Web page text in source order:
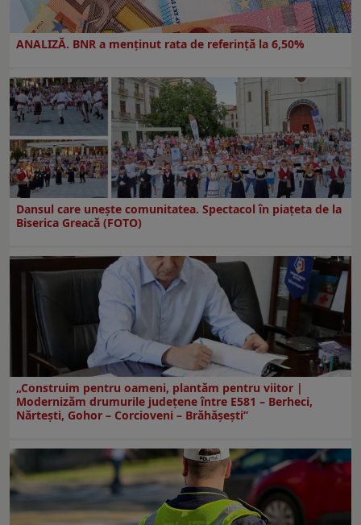
ANALIZĂ. BNR a menținut rata de referință la 6,50%
Dansul care uneşte comunitatea. Spectacol în piaţeta de la
Biserica Greacă (FOTO)
„Construim pentru oameni, plantăm pentru viitor |
Modernizăm drumurile județene între E581 – Berheci,
Nărtești, Gohor – Corcioveni – Brăhășești”